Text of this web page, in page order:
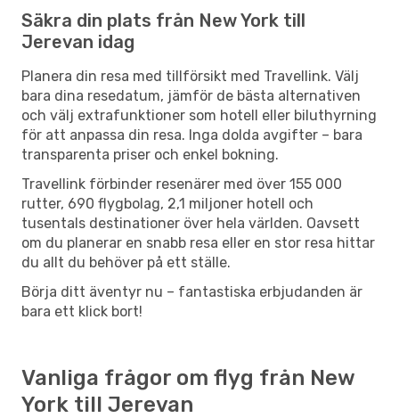
Säkra din plats från New York till
Jerevan idag
Planera din resa med tillförsikt med Travellink. Välj
bara dina resedatum, jämför de bästa alternativen
och välj extrafunktioner som hotell eller biluthyrning
för att anpassa din resa. Inga dolda avgifter – bara
transparenta priser och enkel bokning.
Travellink förbinder resenärer med över 155 000
rutter, 690 flygbolag, 2,1 miljoner hotell och
tusentals destinationer över hela världen. Oavsett
om du planerar en snabb resa eller en stor resa hittar
du allt du behöver på ett ställe.
Börja ditt äventyr nu – fantastiska erbjudanden är
bara ett klick bort!
Vanliga frågor om flyg från New
York till Jerevan